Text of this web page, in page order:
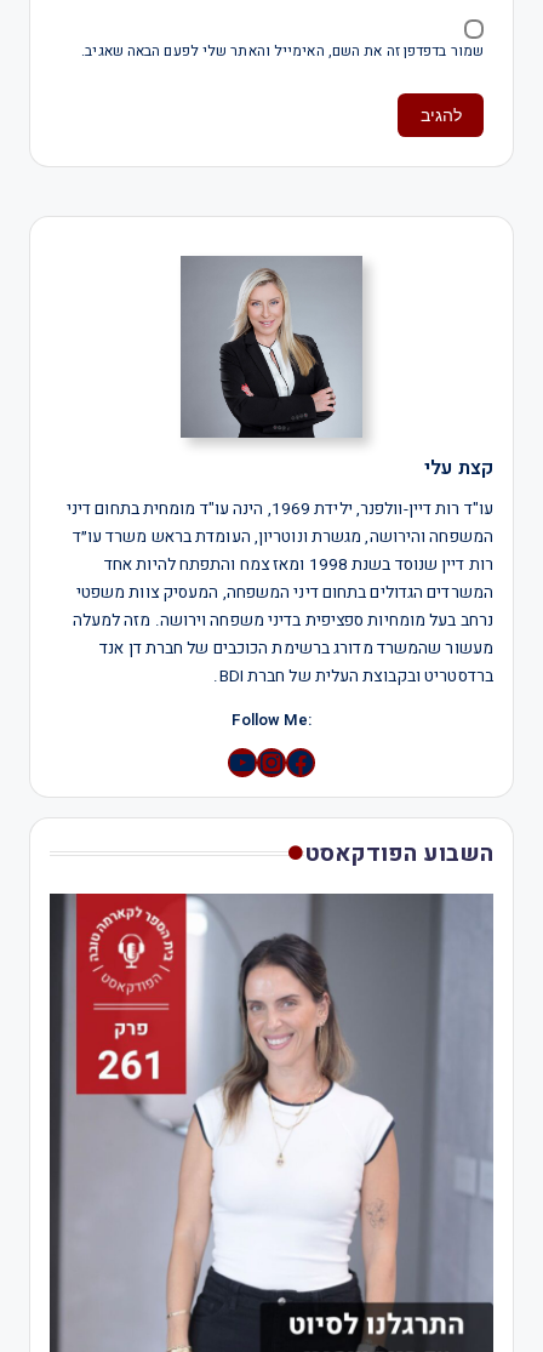
שמור בדפדפן זה את השם, האימייל והאתר שלי לפעם הבאה שאגיב.
קצת עלי
עו"ד רות דיין-וולפנר, ילידת 1969, הינה עו"ד מומחית בתחום דיני
המשפחה והירושה, מגשרת ונוטריון, העומדת בראש משרד עו״ד
רות דיין שנוסד בשנת 1998 ומאז צמח והתפתח להיות אחד
המשרדים הגדולים בתחום דיני המשפחה, המעסיק צוות משפטי
נרחב בעל מומחיות ספציפית בדיני משפחה וירושה. מזה למעלה
מעשור שהמשרד מדורג ברשימת הכוכבים של חברת דן אנד
ברדסטריט ובקבוצת העלית של חברת BDI.
:Follow Me
Instagram
YouTube
השבוע הפודקאסט